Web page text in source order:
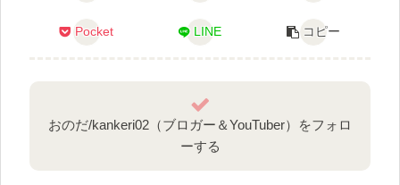
Pocket LINE コピー
おのだ/kankeri02（ブロガー＆YouTuber）をフォロ
ーする